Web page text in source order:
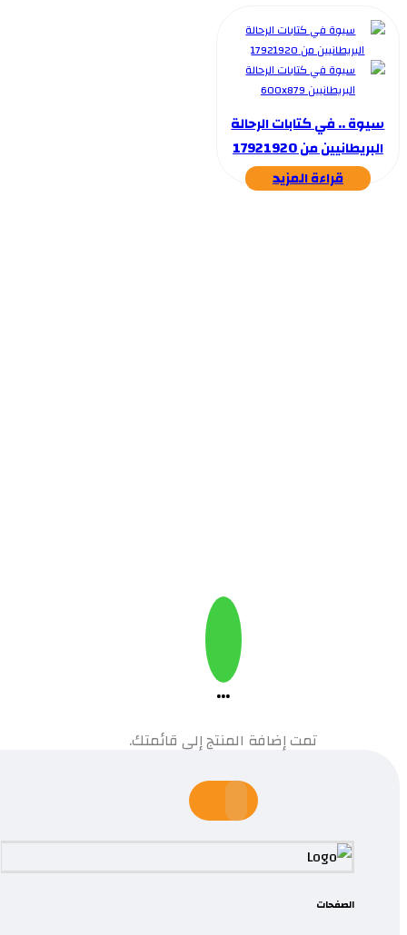
سيوة .. في كتابات الرحالة
البريطانيين من 17921920
قراءة المزيد
...
تمت إضافة المنتج إلى قائمتك.
الصفحات